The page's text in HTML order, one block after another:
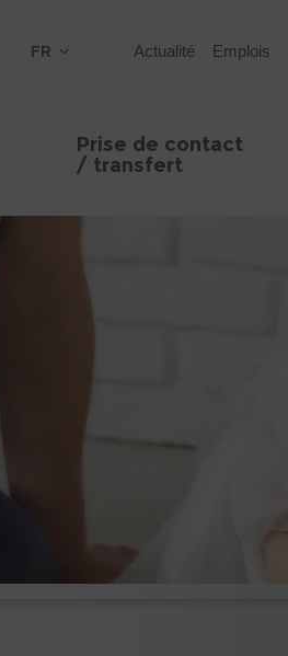
FR Actualité Emplois
Prise de contact
/ transfert